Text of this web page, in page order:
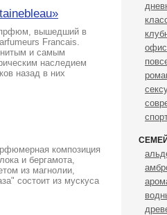
вышедший в
Francais.
и самым
наследием
назад в них
композиция
и бергамота,
из магнолии,
состоит из мускуса